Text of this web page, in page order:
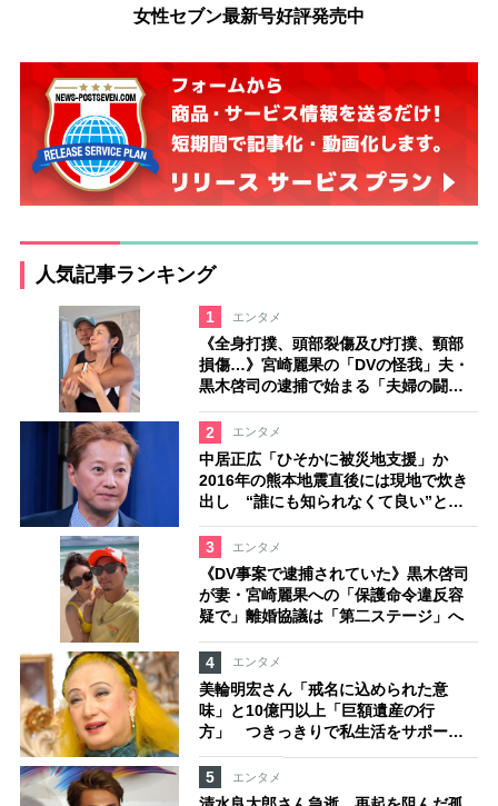
女性セブン最新号好評発売中
人気記事ランキング
1 エンタメ
《全身打撲、頭部裂傷及び打撲、頸部
損傷…》宮崎麗果の「DVの怪我」夫・
黒木啓司の逮捕で始まる「夫婦の闘
2
エンタメ
中居正広「ひそかに被災地支援」か
2016年の熊本地震直後には現地で炊き
出し “誰にも知られなくて良い”と、
むしろ強まる福祉活動への思い
3
エンタメ
《DV事案で逮捕されていた》黒木啓司
が妻・宮崎麗果への「保護命令違反容
疑で」離婚協議は「第二ステージ」へ
4 エンタメ
美輪明宏さん「戒名に込められた意
味」と10億円以上「巨額遺産の行
方」 つきっきりで私生活をサポート
していた元俳優が相続か
5
エンタメ